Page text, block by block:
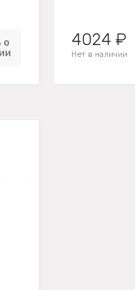
о
4024 ₽
Нет в наличии